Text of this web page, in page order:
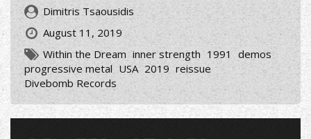
Dimitris Tsaousidis
August 11, 2019
Within the Dream inner strength 1991
demos
progressive metal USA 2019 reissue
Divebomb Records